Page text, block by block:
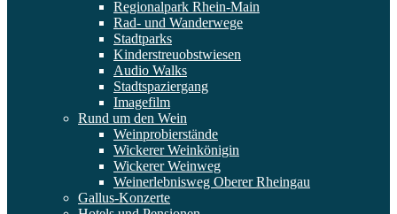
Regionalpark Rhein-Main
Rad- und Wanderwege
Stadtparks
Kinderstreuobstwiesen
Audio Walks
Stadtspaziergang
Imagefilm
Rund um den Wein
Weinprobierstände
Wickerer Weinkönigin
Wickerer Weinweg
Weinerlebnisweg Oberer Rheingau
Gallus-Konzerte